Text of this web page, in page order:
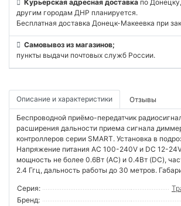
Курьерская адресная доставка по
другим городам ДНР планируется.
Бесплатная доставка Донецк-Макеевка при
Самовывоз из магазинов;
пункты выдачи почтовых служб России.
Описание и характеристики Отзывы
Беспроводной приёмо-передатчик
расширения дальности приема сигнала
контроллеров серии SMART. Установка в
Напряжение питания AC 100-240V и DC 12-
мощность не более 0.6Вт (AC) и 0.4Вт (DC),
2.4 Ггц, дальность работы до 30 метров.
Серия:
Бренд: